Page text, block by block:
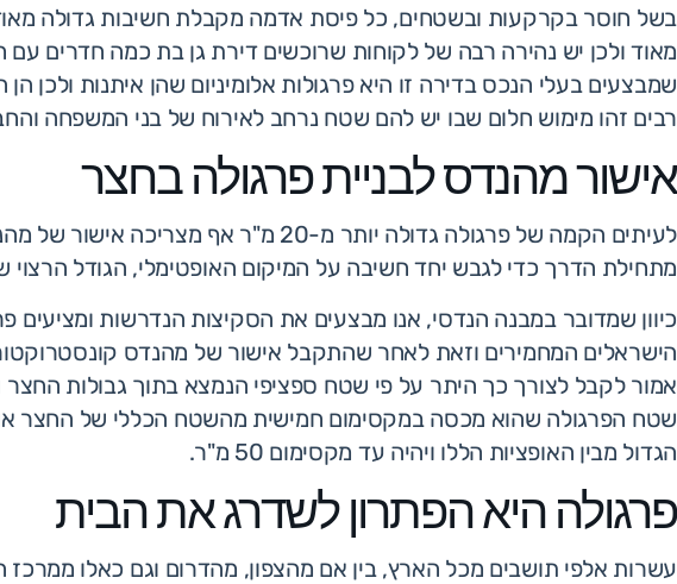
בשל חוסר בקרקעות ובשטחים, כל פיסת אדמה מקבלת חשיבות גדולה
מאוד ולכן יש נהירה רבה של לקוחות שרוכשים דירת גן בת כמה חדרים
שמבצעים בעלי הנכס בדירה זו היא פרגולות אלומיניום שהן איתנות ולכן
רבים זהו מימוש חלום שבו יש להם שטח נרחב לאירוח של בני המשפחה
אישור מהנדס לבניית פרגולה בחצר
לעיתים הקמה של פרגולה גדולה יותר מ-20 מ"ר
מתחילת הדרך כדי לגבש יחד חשיבה על המיקום האופטימלי, הגודל הרצוי
כיוון שמדובר במבנה הנדסי, אנו מבצעים את הסקיצות הנדרשות ומציעים
הישראלים המחמירים וזאת לאחר שהתקבל אישור של מהנדס
אמור לקבל לצורך כך היתר על פי שטח ספציפי הנמצא בתוך גבולות
הגדול מבין האופציות הללו ויהיה עד מקסימום 50 מ"ר.
פרגולה היא הפתרון לשדרג את הבית
עשרות אלפי תושבים מכל הארץ, בין אם מהצפון, מהדרום וגם כאלו ממרכז